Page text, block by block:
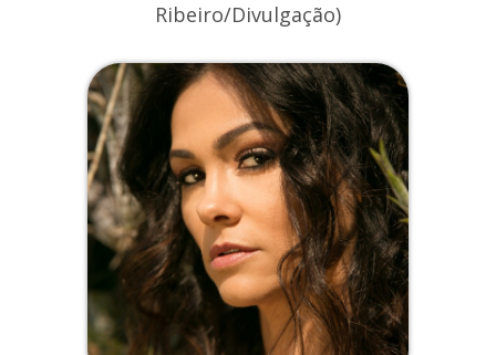
Ribeiro/Divulgação)